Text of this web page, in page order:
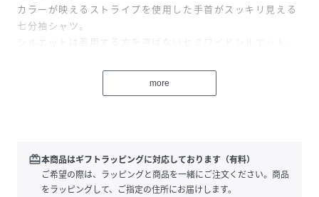
カラーが映えるストライプを使用した手首がスッキリ見える
七分袖シャツ。
シルエットは着用する方を選ばないセミワイドシルエット。
して着用できます。
羽織るだけで大人のリラックススタイルになる初夏～夏にぴ
フロントボタンをあけてインナーを見せてカジュアルに、ボ
タンを閉じてさわやかきれいめに、どちらのスタイルもサマ
になるシルエットです。
more
redeem本商品はギフトラッピングに対応しております（有料）
ご希望の際は、ラッピングと商品を一緒にご注文ください。商品
をラッピングして、ご指定の住所にお届けします。